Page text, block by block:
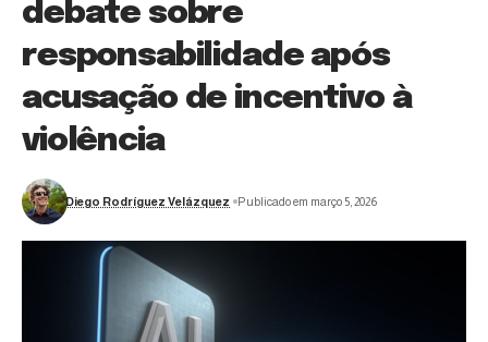
debate sobre
responsabilidade após
acusação de incentivo à
violência
Diego Rodríguez Velázquez Publicado em março 5, 2026